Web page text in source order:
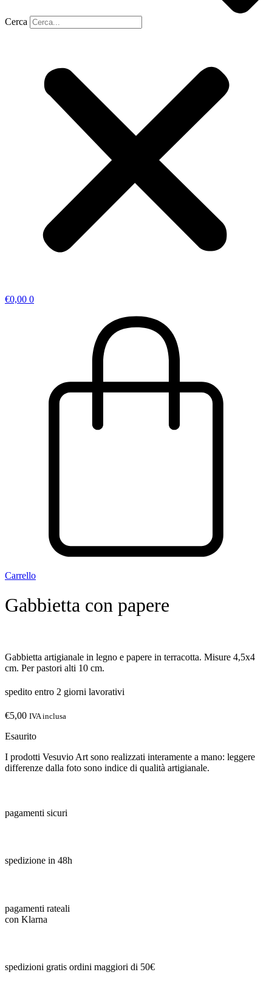
Cerca
€0,00 0
Carrello
Gabbietta con papere
Gabbietta artigianale in legno e papere in terracotta. Misure 4,5x4
cm. Per pastori alti 10 cm.
spedito entro 2 giorni lavorativi
€5,00 IVA inclusa
Esaurito
I prodotti Vesuvio Art sono realizzati interamente a mano: leggere
differenze dalla foto sono indice di qualità artigianale.
pagamenti sicuri
spedizione in 48h
pagamenti rateali
con Klarna
spedizioni gratis ordini maggiori di 50€